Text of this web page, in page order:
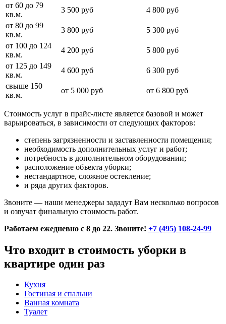
от 60 до 79
кв.м.
3 500 руб
4 800 руб
от 80 до 99
кв.м.
3 800 руб
5 300 руб
от 100 до 124
кв.м.
4 200 руб
5 800 руб
от 125 до 149
кв.м.
4 600 руб
6 300 руб
свыше 150
кв.м.
от 5 000 руб от 6 800 руб
Стоимость услуг в прайс-листе является базовой и может
варьироваться, в зависимости от следующих факторов:
степень загрязненности и заставленности помещения;
необходимость дополнительных услуг и работ;
потребность в дополнительном оборудовании;
расположение объекта уборки;
нестандартное, сложное остекление;
и ряда других факторов.
Звоните — наши менеджеры зададут Вам несколько вопросов
и озвучат финальную стоимость работ.
Работаем ежедневно с 8 до 22. Звоните! +7 (495) 108-24-99
Что входит в стоимость уборки в
квартире один раз
Кухня
Гостиная и спальни
Ванная комната
Туалет